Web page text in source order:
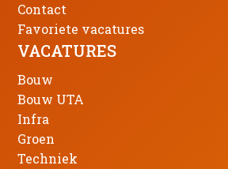
Contact
Favoriete vacatures
VACATURES
Bouw
Bouw UTA
Infra
Groen
Techniek